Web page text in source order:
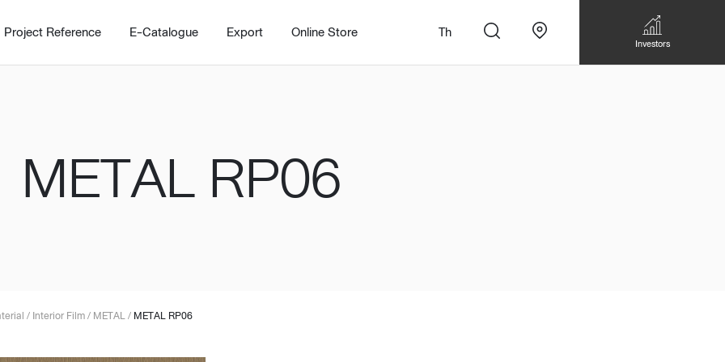
Dining room
Wordrobe
Project Reference E-Catalogue Export Online Store Th
Investors
METAL RP06
/Interior Film/METAL/METAL RP06